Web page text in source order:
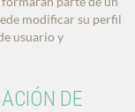
modificar su perfil
usuario y
DE